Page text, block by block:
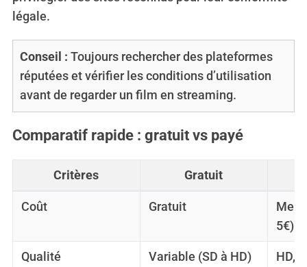
légale.
Conseil : Toujours rechercher des plateformes
réputées et vérifier les conditions d’utilisation
avant de regarder un film en streaming.
Comparatif rapide : gratuit vs payé
Critères Gratuit
Coût Gratuit
5€)
Qualité Variable (SD à HD) HD,